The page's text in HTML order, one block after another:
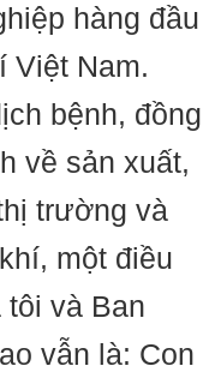
hàng đầu
Việt Nam.
bệnh, đồng
về sản xuất,
trường và
một điều
tôi và Ban
vẫn là: Con